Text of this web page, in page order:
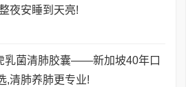
夜安睡到天亮!
乳菌清肺胶囊——新加坡40年口
,清肺养肺更专业!